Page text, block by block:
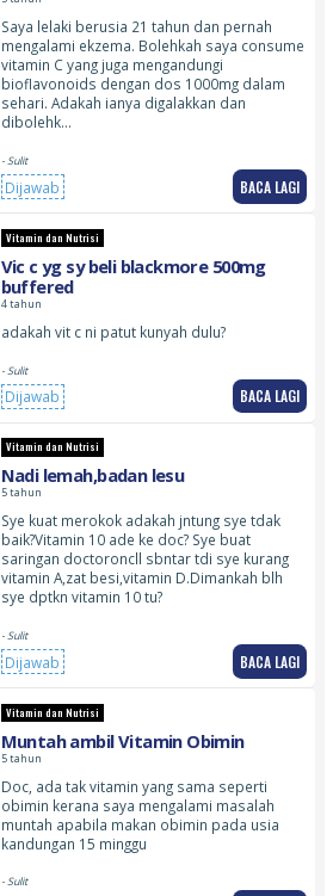
Saya lelaki berusia 21 tahun dan pernah
mengalami ekzema. Bolehkah saya consume
vitamin C yang juga mengandungi
bioflavonoids dengan dos 1000mg dalam
sehari. Adakah ianya digalakkan dan
dibolehk…
- Sulit
Dijawab BACA LAGI
Vitamin dan Nutrisi
Vic c yg sy beli blackmore 500mg
buffered
4 tahun
adakah vit c ni patut kunyah dulu?
- Sulit
Dijawab BACA LAGI
Vitamin dan Nutrisi
Nadi lemah,badan lesu
5 tahun
Sye kuat merokok adakah jntung sye tdak
baik?Vitamin 10 ade ke doc? Sye buat
saringan doctoroncll sbntar tdi sye kurang
vitamin A,zat besi,vitamin D.Dimankah blh
sye dptkn vitamin 10 tu?
- Sulit
Dijawab BACA LAGI
Vitamin dan Nutrisi
Muntah ambil Vitamin Obimin
5 tahun
Doc, ada tak vitamin yang sama seperti
obimin kerana saya mengalami masalah
muntah apabila makan obimin pada usia
kandungan 15 minggu
- Sulit